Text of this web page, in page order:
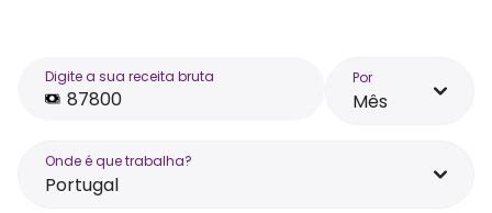
Digite a sua receita bruta Por
Mês
Onde é que trabalha?
Portugal